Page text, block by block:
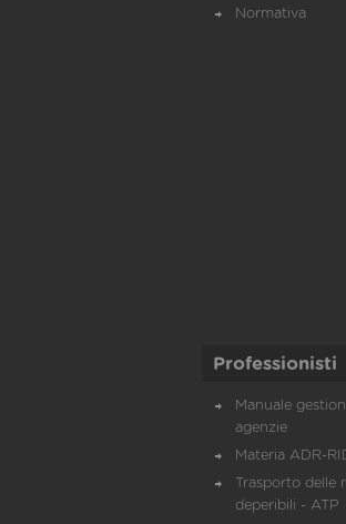
Normativa
Professionisti
Manuale
agenzie
Materia ADR-
Trasporto delle
deperibili - ATP